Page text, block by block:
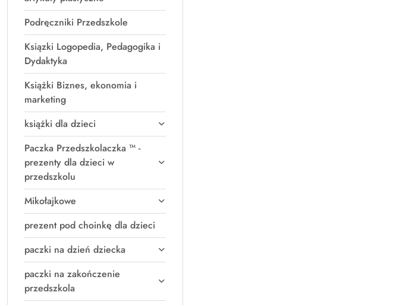
Podręczniki Przedszkole
Ksiązki Logopedia, Pedagogika i
Dydaktyka
Książki Biznes, ekonomia i
marketing
książki dla dzieci
Paczka Przedszkolaczka ™ -
prezenty dla dzieci w
przedszkolu
Mikołajkowe
prezent pod choinkę dla dzieci
paczki na dzień dziecka
paczki na zakończenie
przedszkola